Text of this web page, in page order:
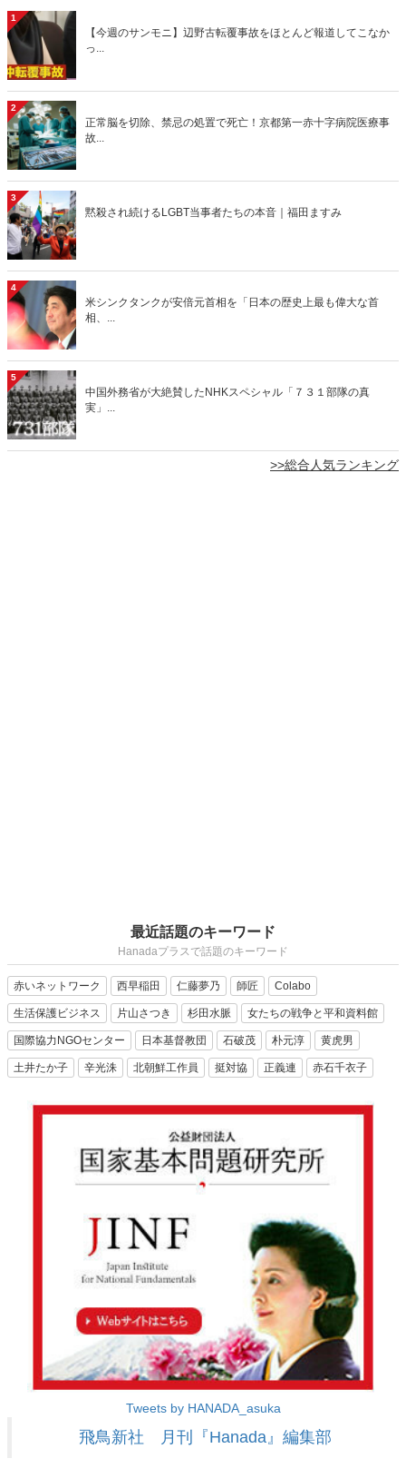
1
【今週のサンモニ】辺野古転覆事故をほとんど報道してこなか
っ...
2
正常脳を切除、禁忌の処置で死亡！京都第一赤十字病院医療事
故...
3
黙殺され続けるLGBT当事者たちの本音｜福田ますみ
4
米シンクタンクが安倍元首相を「日本の歴史上最も偉大な首
相、...
5
中国外務省が大絶賛したNHKスペシャル「７３１部隊の真
実」...
>>総合人気ランキング
最近話題のキーワード
Hanadaプラスで話題のキーワード
赤いネットワーク 西早稲田 仁藤夢乃 師匠 Colabo
生活保護ビジネス 片山さつき 杉田水脈 女たちの戦争と平和資料館
国際協力NGOセンター 日本基督教団 石破茂 朴元淳 黄虎男
土井たか子 辛光洙 北朝鮮工作員 挺対協 正義連 赤石千衣子
Tweets by HANADA_asuka
飛鳥新社 月刊『Hanada』編集部